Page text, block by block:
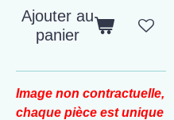
Ajouter au
panier
Image non contractuelle,
chaque pièce est unique